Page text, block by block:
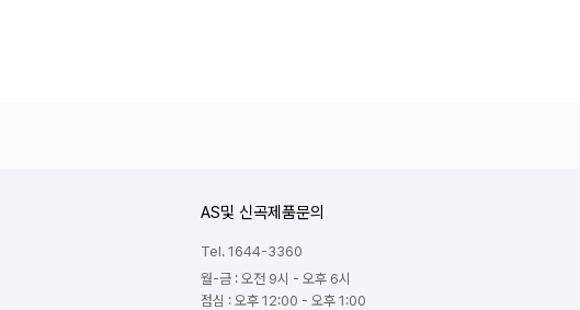
AS및 신곡제품문의
Tel. 1644-3360
월-금 : 오전 9시 - 오후 6시
점심 : 오후 12:00 - 오후 1:00